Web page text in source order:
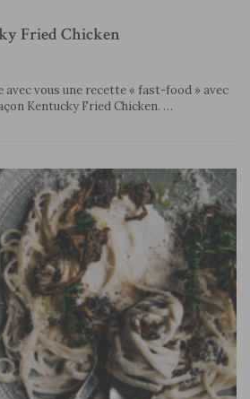
Fried Chicken
avec vous une recette « fast-food » avec
Kentucky Fried Chicken. …